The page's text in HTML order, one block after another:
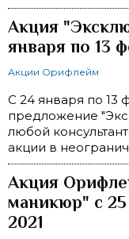
Акция
января по 13
Акции Орифлейм
С 24 января по 13
предложение
любой
акции в
Акция
маникюр" с 25
2021